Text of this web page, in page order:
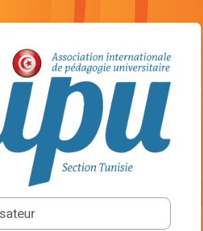
Connexion à